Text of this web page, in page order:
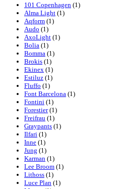
101 Copenhagen (1)
Alma Light (1)
Aqform (1)
Audo (1)
AxoLight (1)
Bolia (1)
Bomma (1)
Brokis (1)
Ekinex (1)
Estiluz (1)
Fluffo (1)
Font Barcelona (1)
Fontini (1)
Forestier(1)
Freifrau (1)
Graypants (1)
Ilfari (1)
Inne (1)
Jung (1)
Karman (1)
Lee Broom (1)
Lithoss (1)
Luce Plan (1)